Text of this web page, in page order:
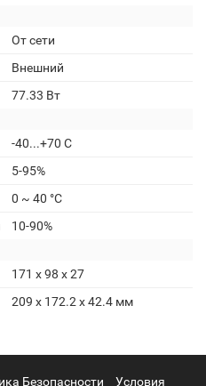
От сети
Внешний
77.33 Вт
-40...+70 С
5-95%
0 ~ 40 °C
10-90%
171 х 98 х 27
209 х 172.2 х 42.4 мм
Безопасности Условия